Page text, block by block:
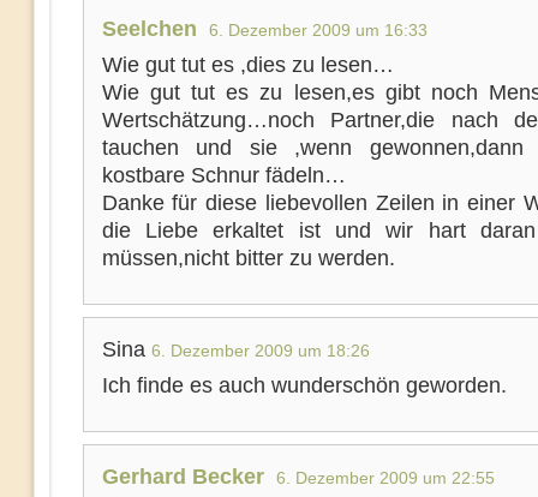
Seelchen 6. Dezember 2009 um 16:33
Wie gut tut es ,dies zu lesen…
Wie gut tut es zu lesen,es gibt noch
Wertschätzung…noch Partner,die nach
tauchen und sie ,wenn
kostbare Schnur fädeln…
Danke für diese liebevollen Zeilen in einer
die Liebe erkaltet ist und wir hart daran
müssen,nicht bitter zu werden.
Sina 6. Dezember 2009 um 18:26
Ich finde es auch wunderschön geworden.
Gerhard Becker 6. Dezember 2009 um 22:55